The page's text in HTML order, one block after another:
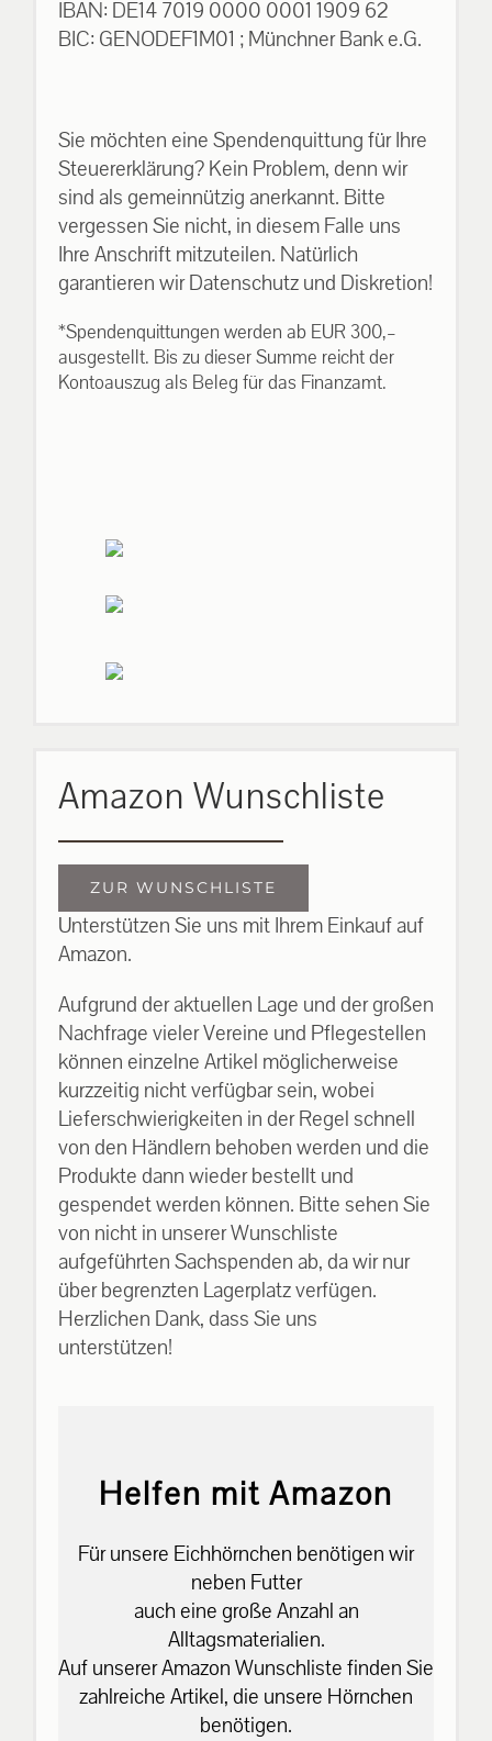
IBAN: DE14 7019 0000 0001 1909 62
BIC: GENODEF1M01 ; Münchner Bank e.G.
Sie möchten eine Spendenquittung für Ihre
Steuererklärung? Kein Problem, denn wir
sind als gemeinnützig anerkannt. Bitte
vergessen Sie nicht, in diesem Falle uns
Ihre Anschrift mitzuteilen. Natürlich
garantieren wir Datenschutz und Diskretion!
*Spendenquittungen werden ab EUR 300,–
ausgestellt. Bis zu dieser Summe reicht der
Kontoauszug als Beleg für das Finanzamt.
Amazon Wunschliste
ZUR WUNSCHLISTE
Unterstützen Sie uns mit Ihrem Einkauf auf
Amazon.
Aufgrund der aktuellen Lage und der großen
Nachfrage vieler Vereine und Pflegestellen
können einzelne Artikel möglicherweise
kurzzeitig nicht verfügbar sein, wobei
Lieferschwierigkeiten in der Regel schnell
von den Händlern behoben werden und die
Produkte dann wieder bestellt und
gespendet werden können. Bitte sehen Sie
von nicht in unserer Wunschliste
aufgeführten Sachspenden ab, da wir nur
über begrenzten Lagerplatz verfügen.
Herzlichen Dank, dass Sie uns
unterstützen!
Helfen mit Amazon
Für unsere Eichhörnchen benötigen wir
neben Futter
auch eine große Anzahl an
Alltagsmaterialien.
Auf unserer Amazon Wunschliste finden Sie
zahlreiche Artikel, die unsere Hörnchen
benötigen.